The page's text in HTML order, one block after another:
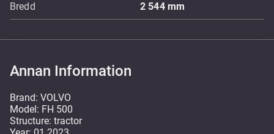
Bredd 2 544 mm
Annan Information
Brand: VOLVO
Model: FH 500
Structure: tractor